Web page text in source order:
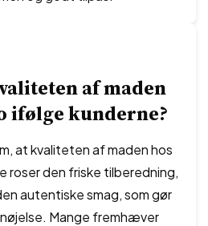
af maden
ifølge kunderne?
at kvaliteten af maden hos
roser den friske tilberedning,
autentiske smag, som gør
Mange fremhæver